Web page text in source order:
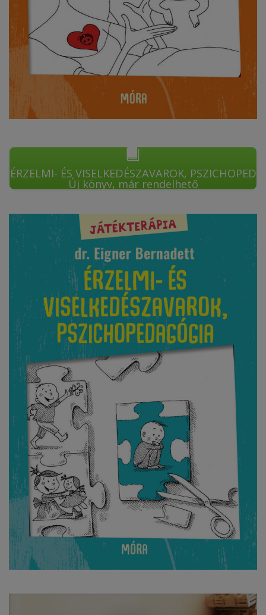
ÉRZELMI- ÉS VISELKEDÉSZAVAROK, PSZICHOPED
Új könyv, már rendelhető